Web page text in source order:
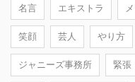
名言 エキストラ
笑顔 芸人 やり方
ジャニーズ事務所 緊張